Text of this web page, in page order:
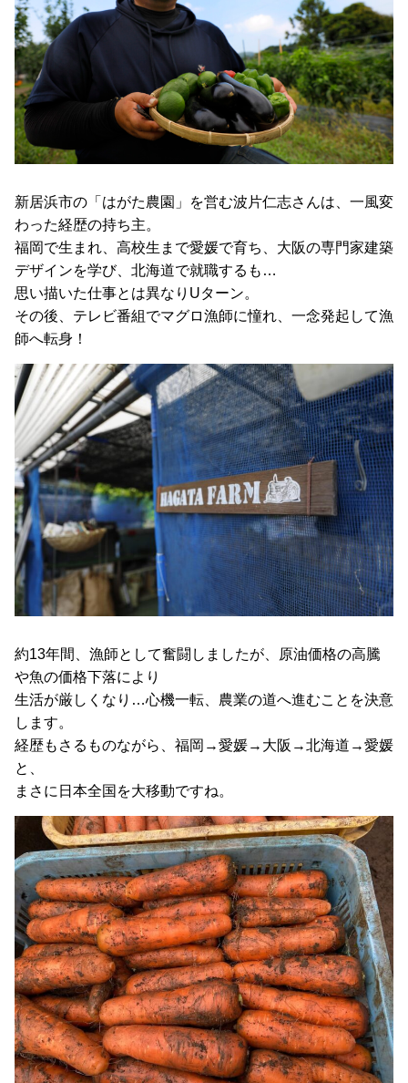
新居浜市の「はがた農園」を営む波片仁志さんは、一風変
わった経歴の持ち主。
福岡で生まれ、高校生まで愛媛で育ち、大阪の専門家建築
デザインを学び、北海道で就職するも…
思い描いた仕事とは異なりUターン。
その後、テレビ番組でマグロ漁師に憧れ、一念発起して漁
師へ転身！
約13年間、漁師として奮闘しましたが、原油価格の高騰
や魚の価格下落により
生活が厳しくなり…心機一転、農業の道へ進むことを決意
します。
経歴もさるものながら、福岡→愛媛→大阪→北海道→愛媛
と、
まさに日本全国を大移動ですね。